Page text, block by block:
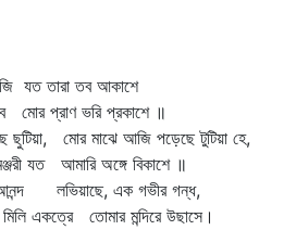
তব আকাশে
ভরি প্রকাশে ॥
ছুটিয়া, মোর মাঝে আজি পড়েছে টুটিয়া হে,
যত আমারি অঙ্গে বিকাশে ॥
লভিয়াছে, এক গভীর গন্ধ,
একত্রে তোমার মন্দিরে উছাসে।